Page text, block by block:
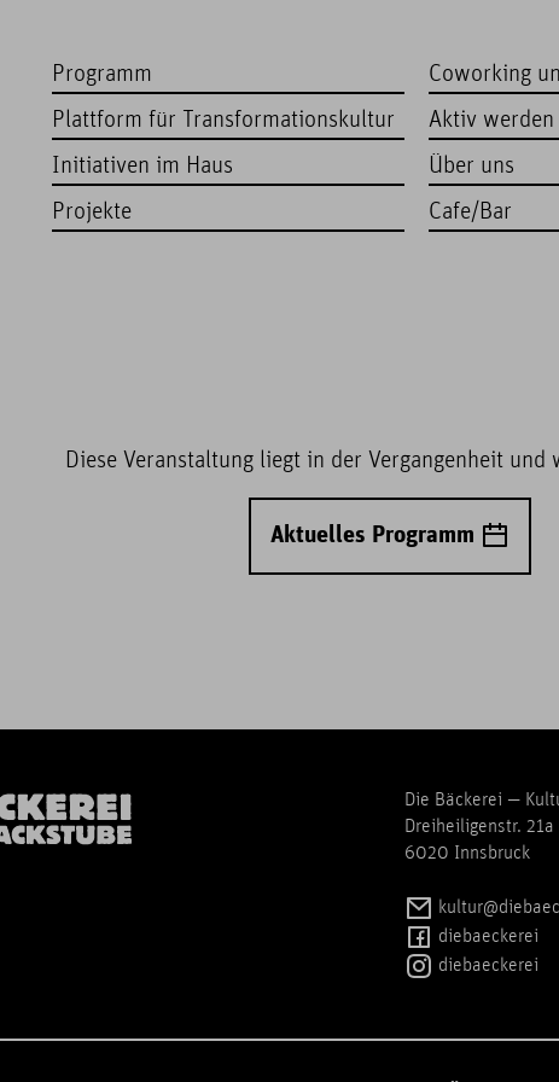
Programm
Plattform für Transformationskultur
Initiativen im Haus
Projekte
Coworking
Aktiv werden
Über uns
Cafe/Bar
Diese Veranstaltung liegt in der Vergangenheit
Aktuelles Programm
Die Bäckerei —
Dreiheiligenstr. 21a
6020 Innsbruck
diebaeckerei
diebaeckerei